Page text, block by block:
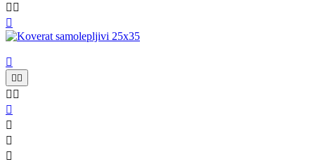
 


 
 



